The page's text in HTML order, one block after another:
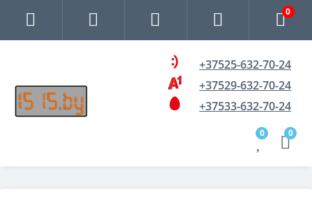
0
+37525-632-70-24
+37529-632-70-24
+37533-632-70-24
0 0